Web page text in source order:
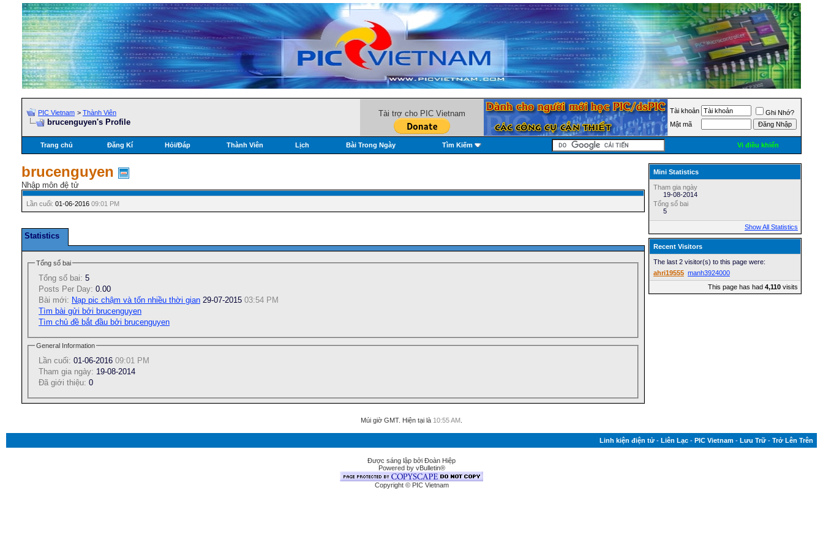
PIC Vietnam > Thành Viên
brucenguyen's Profile
Tài trợ cho PIC Vietnam Tài khoản
Ghi Nhớ?
Mật mã
Trang chủ Đăng Kí Hỏi/Ðáp Thành Viên Lịch Bài Trong Ngày Tìm Kiếm Vi điều khiển
brucenguyen
Nhập môn đệ tử
Lần cuối: 01-06-2016 09:01 PM
Statistics
Tổng số bai
Tổng số bai: 5
Posts Per Day: 0.00
Bài mới: Nạp pic chậm và tốn nhiều thời gian 29-07-2015 03:54 PM
Tìm bài gửi bởi brucenguyen
Tìm chủ đề bắt đầu bởi brucenguyen
General Information
Lần cuối: 01-06-2016 09:01 PM
Tham gia ngày: 19-08-2014
Ðã giới thiệu: 0
Mini Statistics
Tham gia ngày
19-08-2014
Tổng số bai
5
Show All Statistics
Recent Visitors
The last 2 visitor(s) to this page were:
ahri19555 manh3924000
This page has had 4,110 visits
Múi giờ GMT. Hiện tại là 10:55 AM
Linh kiện điện tử - Liên Lạc - PIC Vietnam - Lưu Trữ - Trở Lên Trên
Được sáng lập bởi Đoàn Hiệp
Powered by vBulletin®
Copyright © PIC Vietnam